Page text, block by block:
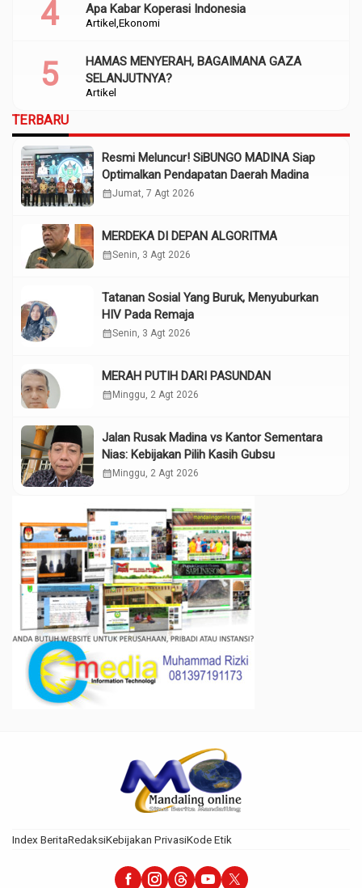
Artikel Ekonomi
Apa Kabar Koperasi Indonesia
Artikel
HAMAS MENYERAH, BAGAIMANA GAZA
SELANJUTNYA?
TERBARU
Resmi Meluncur! SiBUNGO MADINA Siap
Optimalkan Pendapatan Daerah Madina
calendar_monthJumat, 7 Agt 2026
MERDEKA DI DEPAN ALGORITMA
calendar_monthSenin, 3 Agt 2026
Tatanan Sosial Yang Buruk, Menyuburkan
HIV Pada Remaja
calendar_monthSenin, 3 Agt 2026
MERAH PUTIH DARI PASUNDAN
calendar_monthMinggu, 2 Agt 2026
Jalan Rusak Madina vs Kantor Sementara
Nias: Kebijakan Pilih Kasih Gubsu
calendar_monthMinggu, 2 Agt 2026
Index BeritaRedaksiKebijakan PrivasiKode Etik